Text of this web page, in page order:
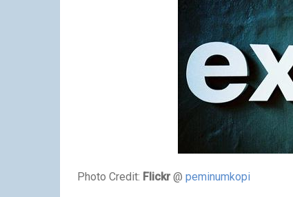
Photo Credit: Flickr @ peminumkopi